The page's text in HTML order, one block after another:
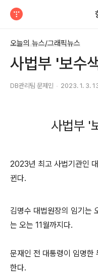
오늘의 뉴스/그래픽뉴스
사법부 '보수
DB관리팀 문제민 2023. 1. 3.
사법부 '
2023년 최고 사법기관인
뀐다.
김명수 대법원장의 임기는
는 오는 11월까지다.
문재인 전 대통령이 임명한
한다.